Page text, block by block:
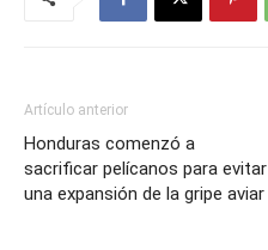
Artículo anterior
Honduras comenzó a
sacrificar pelícanos para evitar
una expansión de la gripe aviar